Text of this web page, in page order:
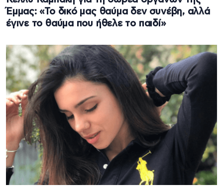
Έμμας: «Το δικό μας θαύμα δεν συνέβη, αλλά
έγινε το θαύμα που ήθελε το παιδί»